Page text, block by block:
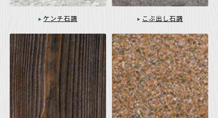
ケンチ石調 こぶ出し石調